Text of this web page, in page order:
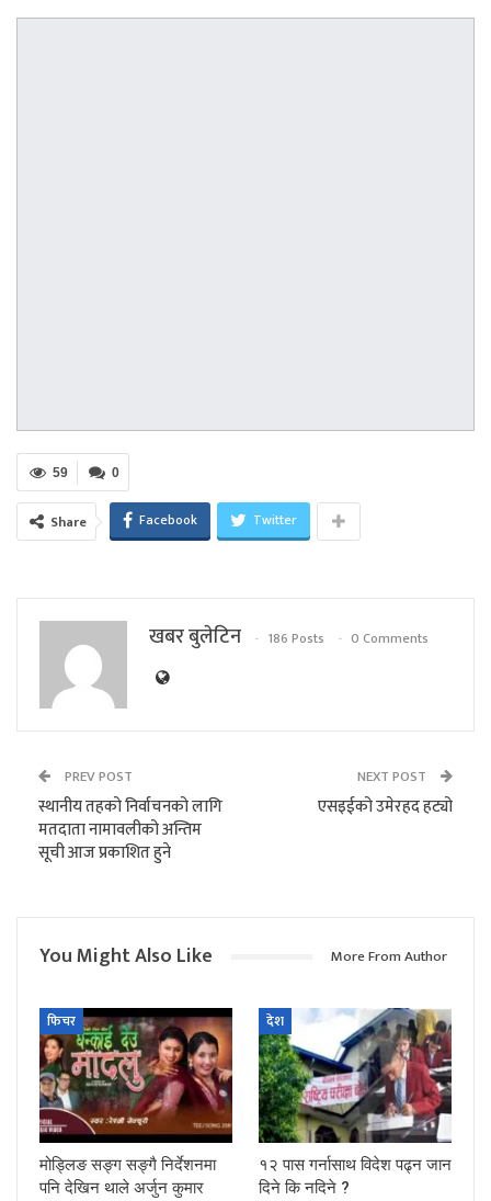
0
59
Share Facebook Twitter
खबर बुलेटिन 186 Posts 0 Comments
PREV POST
स्थानीय तहको निर्वाचनको लागि
मतदाता नामावलीको अन्तिम
सूची आज प्रकाशित हुने
NEXT POST
एसइईको उमेरहद हट्यो
You Might Also Like More From Author
फिचर
मोड्लिङ सङ्ग सङ्गै निर्देशनमा
पनि देखिन थाले अर्जुन कुमार
देश
१२ पास गर्नासाथ विदेश पढ्न जान
दिने कि नदिने ?